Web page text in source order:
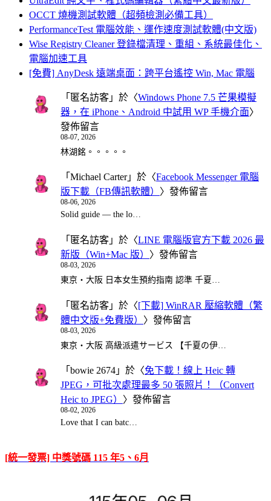
OCCT 燒機測試軟體（超頻檢測必備工具）
PerformanceTest 電腦效能、運作速度測試軟體(中文版)
Wise Registry Cleaner 登錄檔清理、重組、系統最佳化、
電腦加速工具
[免費] AnyDesk 遠端桌面：跨平台遙控 Win, Mac 電腦
「 匿名訪客 」於〈Windows Phone 7.5 芒果模擬
器，在 iPhone、Android 中試用 WP 手機介面〉
發佈留言
08-07, 2026
林湖銘。。。。。
「 Michael Carter」於〈Facebook Messenger 電腦
版下載（FB傳訊軟體） 〉發佈留言
08-06, 2026
Solid guide — the lo…
「 匿名訪客 」於〈LINE 電腦版官方下載 2026 最
新版（Win+Mac 版） 〉發佈留言
08-03, 2026
東京・大阪 日本女生預約指南 認準 千夏…
「 匿名訪客 」於〈[下載] WinRAR 壓縮軟體（繁
體中文版+免費版） 〉發佈留言
08-03, 2026
東京・大阪 高級派遣サービス 【千夏の伊…
「 bowie 2674 」於〈免下載！線上 Heic 轉
JPEG，可批次處理最多 50 張照片！（Convert
Heic to JPEG） 〉發佈留言
08-02, 2026
Love that I can batc…
[統一發票] 中獎號碼 115 年5、6月